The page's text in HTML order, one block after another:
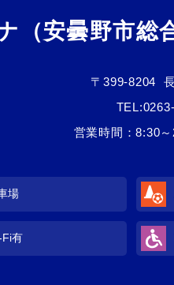
（安曇野市総
〒399-8204
TEL:
営業時間：8:30
場
Fi有